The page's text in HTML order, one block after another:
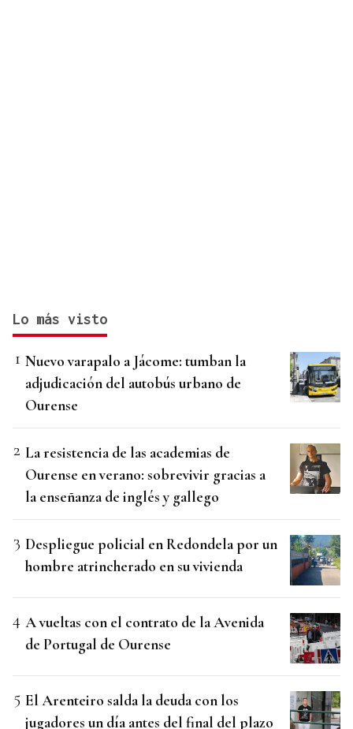
Lo más visto
Nuevo varapalo a Jácome: tumban la
adjudicación del autobús urbano de
Ourense
La resistencia de las academias de
Ourense en verano: sobrevivir gracias a
la enseñanza de inglés y gallego
Despliegue policial en Redondela por un
hombre atrincherado en su vivienda
A vueltas con el contrato de la Avenida
de Portugal de Ourense
El Arenteiro salda la deuda con los
jugadores un día antes del final del plazo